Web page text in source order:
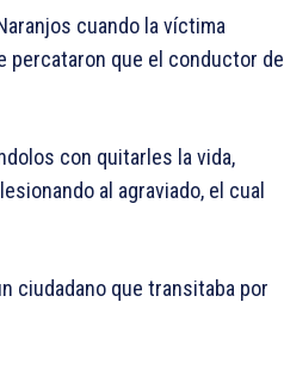
cuando la víctima
percataron que el conductor de
con quitarles la vida,
al agraviado, el cual
ciudadano que transitaba por